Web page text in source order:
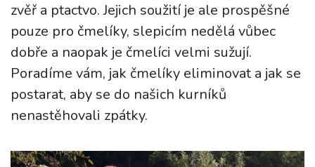
zvěř a ptactvo. Jejich soužití je ale prospěšné
pouze pro čmelíky, slepicím nedělá vůbec
dobře a naopak je čmelíci velmi sužují.
Poradíme vám, jak čmelíky eliminovat a jak se
postarat, aby se do našich kurníků
nenastěhovali zpátky.